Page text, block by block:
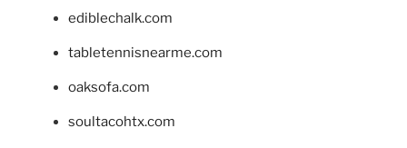
ediblechalk.com
tabletennisnearme.com
oaksofa.com
soultacohtx.com